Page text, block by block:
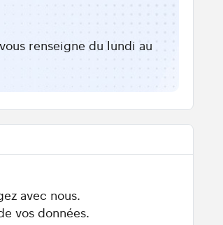
renseigne du lundi au
avec nous.
vos données.